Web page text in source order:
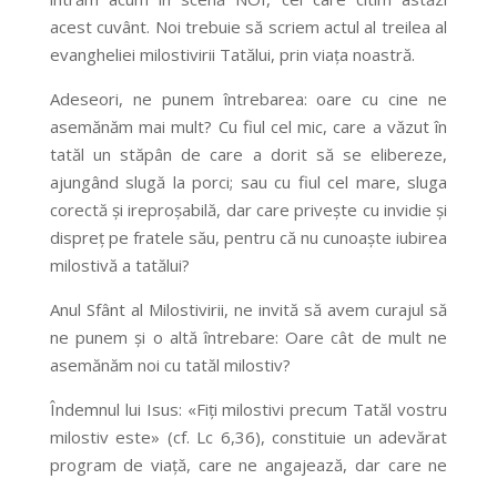
acest cuvânt. Noi trebuie să scriem actul al treilea al
evangheliei milostivirii Tatălui, prin viața noastră.
Adeseori, ne punem întrebarea: oare cu cine ne
asemănăm mai mult? Cu fiul cel mic, care a văzut în
tatăl un stăpân de care a dorit să se elibereze,
ajungând slugă la porci; sau cu fiul cel mare, sluga
corectă și ireproșabilă, dar care privește cu invidie și
dispreț pe fratele său, pentru că nu cunoaște iubirea
milostivă a tatălui?
Anul Sfânt al Milostivirii, ne invită să avem curajul să
ne punem și o altă întrebare: Oare cât de mult ne
asemănăm noi cu tatăl milostiv?
Îndemnul lui Isus: «Fiți milostivi precum Tatăl vostru
milostiv este» (cf. Lc 6,36), constituie un adevărat
program de viață, care ne angajează, dar care ne